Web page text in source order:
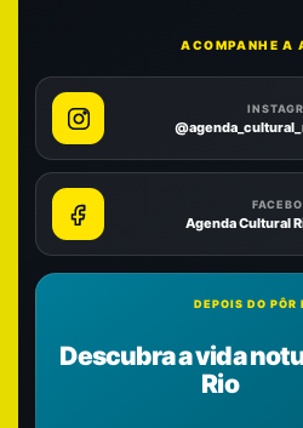
ACOMPANHE A
Agenda Cultural
DEPOIS DO PÔR
Descubra a vida
Rio